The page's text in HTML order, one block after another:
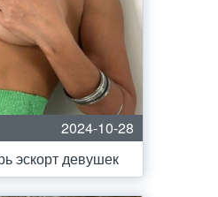
2024-10-28
эскорт девушек